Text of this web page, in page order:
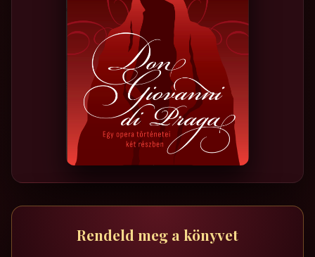
Rendeld meg a könyvet